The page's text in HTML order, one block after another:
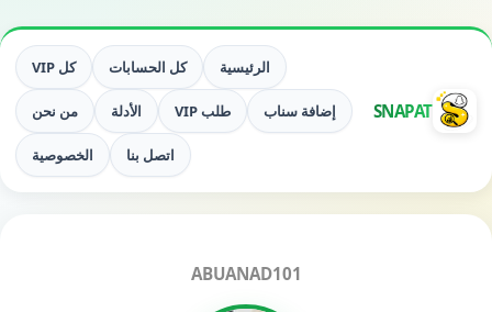
SNAPAT
الرئيسية كل الحسابات كل VIP
إضافة سناب طلب VIP الأدلة من نحن
اتصل بنا الخصوصية
ABUANAD101